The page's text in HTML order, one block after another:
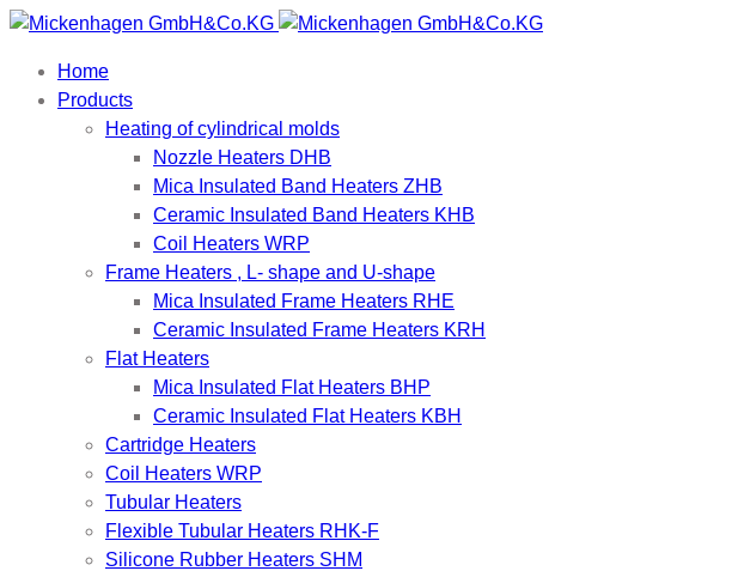
Home
Products
Heating of cylindrical molds
Nozzle Heaters DHB
Mica Insulated Band Heaters ZHB
Ceramic Insulated Band Heaters KHB
Coil Heaters WRP
Frame Heaters , L- shape and U-shape
Mica Insulated Frame Heaters RHE
Ceramic Insulated Frame Heaters KRH
Flat Heaters
Mica Insulated Flat Heaters BHP
Ceramic Insulated Flat Heaters KBH
Cartridge Heaters
Coil Heaters WRP
Tubular Heaters
Flexible Tubular Heaters RHK-F
Silicone Rubber Heaters SHM